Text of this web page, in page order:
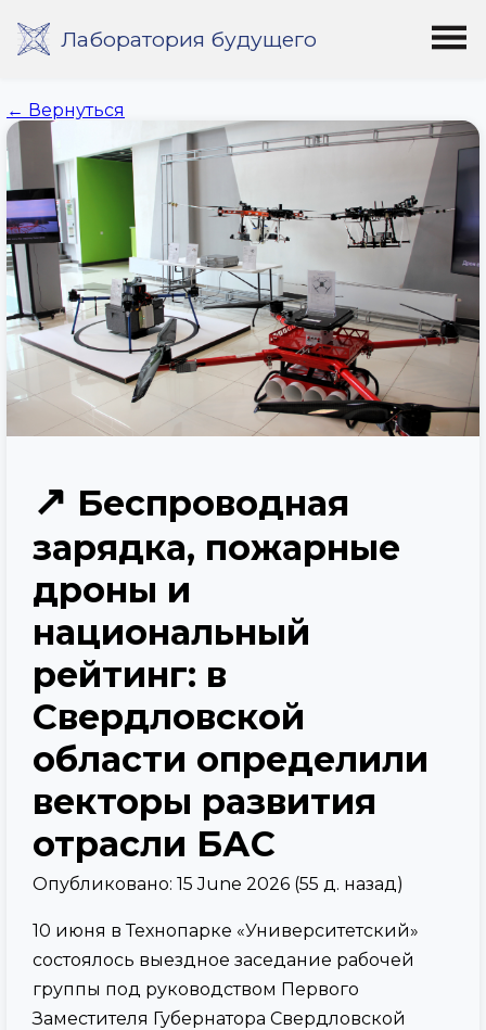
Лаборатория будущего
← Вернуться
↗ Беспроводная
зарядка, пожарные
дроны и
национальный
рейтинг: в
Свердловской
области определили
векторы развития
отрасли БАС
Опубликовано: 15 June 2026 (55 д. назад)
10 июня в Технопарке «Университетский»
состоялось выездное заседание рабочей
группы под руководством Первого
Заместителя Губернатора Свердловской